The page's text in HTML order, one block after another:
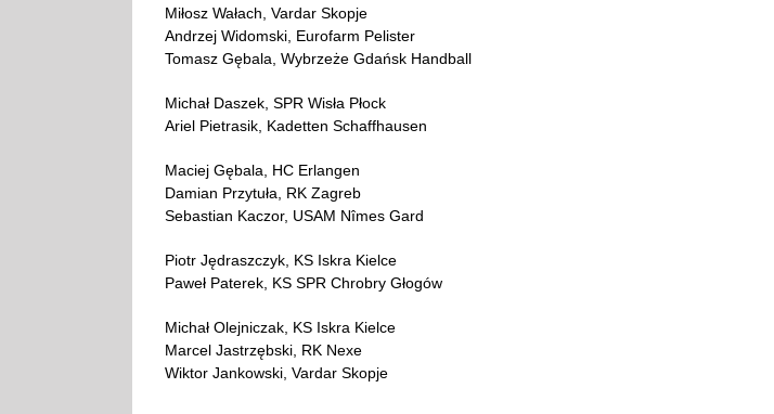
Miłosz Wałach, Vardar Skopje
Andrzej Widomski, Eurofarm Pelister
Tomasz Gębala, Wybrzeże Gdańsk Handball
Michał Daszek, SPR Wisła Płock
Ariel Pietrasik, Kadetten Schaffhausen
Maciej Gębala, HC Erlangen
Damian Przytuła, RK Zagreb
Sebastian Kaczor, USAM Nîmes Gard
Piotr Jędraszczyk, KS Iskra Kielce
Paweł Paterek, KS SPR Chrobry Głogów
Michał Olejniczak, KS Iskra Kielce
Marcel Jastrzębski, RK Nexe
Wiktor Jankowski, Vardar Skopje